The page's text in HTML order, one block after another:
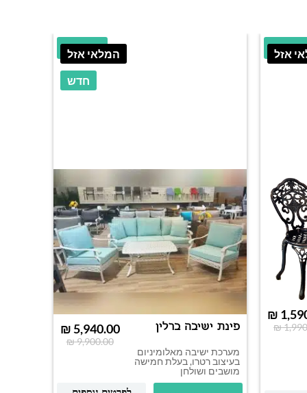
אזלהנחה
₪
₪
המלאי אזל
חדש
40% הנחה
פינת ישיבה ברלין
מערכת ישיבה מאלומיניום
בעיצוב רטרו, בעלת חמישה
מושבים ושולחן
₪9,900.00
₪5,940.00